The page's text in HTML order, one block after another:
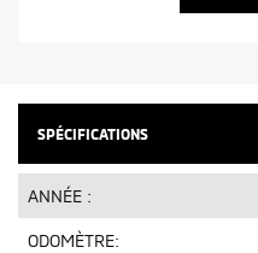
SPÉCIFICATIONS
ANNÉE :
ODOMÈTRE: